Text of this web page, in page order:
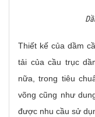
Thiết kế của dầm
tải của cầu trục
nữa, trong tiêu
võng cũng như
được nhu cầu sử